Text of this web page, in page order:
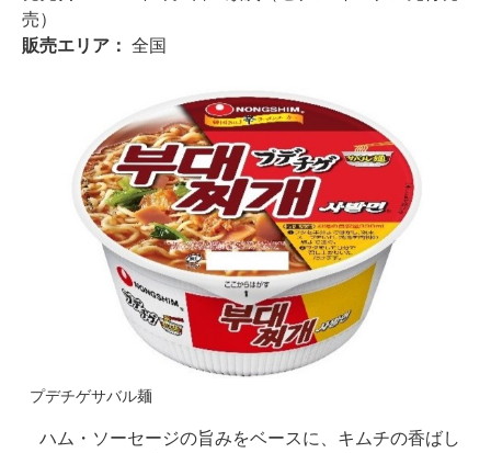
売）
販売エリア： 全国
プデチゲサバル麺
ハム・ソーセージの旨みをベースに、キムチの香ばし